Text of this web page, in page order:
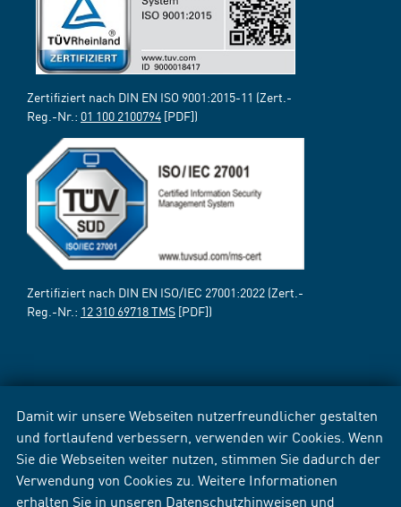
Damit wir unsere Webseiten nutzerfreundlicher gestalten
und fortlaufend verbessern, verwenden wir Cookies. Wenn
Sie die Webseiten weiter nutzen, stimmen Sie dadurch der
Verwendung von Cookies zu. Weitere Informationen
erhalten Sie in unseren Datenschutzhinweisen und
Zertifiziert nach DIN EN ISO 9001:2015-11 (Zert.-
Reg.-Nr.: 01 100 2100794 [PDF])
Zertifiziert nach DIN EN ISO/IEC 27001:2022 (Zert.-
Reg.-Nr.: 12 310 69718 TMS [PDF])